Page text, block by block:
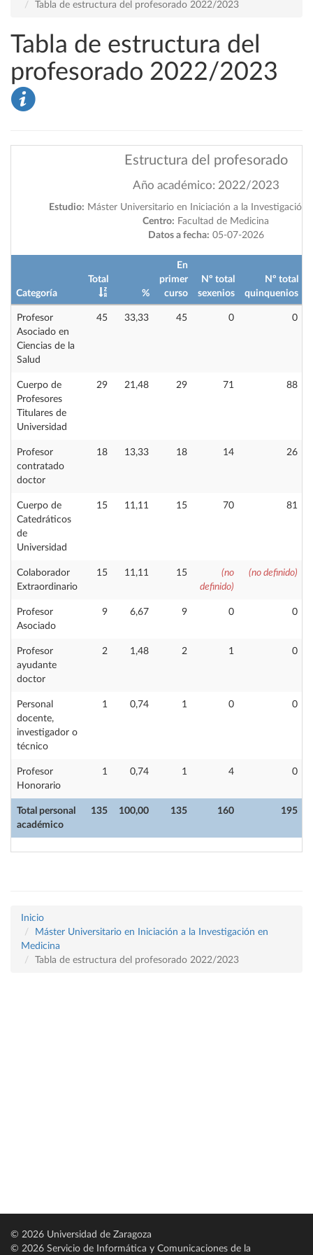
Tabla de estructura del profesorado 2022/2023
Tabla de estructura del
profesorado 2022/2023
Estructura del profesorado
Año académico: 2022/2023
Estudio: Máster Universitario en Iniciación a la Investigación
Centro: Facultad de Medicina
Datos a fecha: 05-07-2026
Categoría
Total
%
En
primer
curso
Nº total
sexenios
Nº total
quinquenios
Total personal
académico
135 100,00 135 160 195
Profesor
Asociado en
Ciencias de la
Salud
45 33,33 45 0 0
Cuerpo de
Profesores
Titulares de
Universidad
29 21,48 29 71 88
Profesor
contratado
doctor
18 13,33 18 14 26
Cuerpo de
Catedráticos
de
Universidad
15 11,11 15 70 81
Colaborador
Extraordinario
15 11,11 15
(no
definido)
(no definido)
Profesor
Asociado
9 6,67 9 0 0
Profesor
ayudante
doctor
2 1,48 2 1 0
Personal
docente,
investigador o
técnico
1 0,74 1 0 0
Profesor
Honorario
1 0,74 1 4 0
Inicio
Máster Universitario en Iniciación a la Investigación en
Medicina
Tabla de estructura del profesorado 2022/2023
© 2026 Universidad de Zaragoza
© 2026 Servicio de Informática y Comunicaciones de la